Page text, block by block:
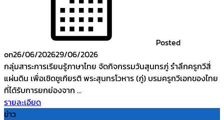
Posted
on26/06/202629/06/2026
กลุ่มสาระการเรียนรู้ภาษาไทย จัดกิจกรรมวันสุนทรภู่ รำลึกครูกวีสี่
แผ่นดิน เพื่อเชิดชูเกียรติ พระสุนทรโวหาร (ภู่) บรมครูกวีเอกของไทย
ที่ได้รับการยกย่องจาก ...
รายละเอียด
ข่าว